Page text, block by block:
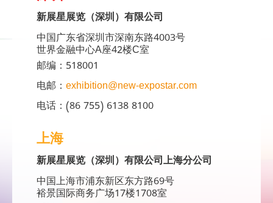
新展星展览（深圳）有限公司
中国广东省深圳市深南东路4003号
世界金融中心A座42楼C室
邮编：518001
电邮： exhibition@new-expostar.com
电话：(86 755) 6138 8100
上海
新展星展览（深圳）有限公司上海分公司
中国上海市浦东新区东方路69号
裕景国际商务广场17楼1708室